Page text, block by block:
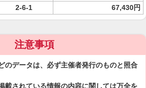
2-6-1 67,430円
注意事項
のデータは、必ず主催者発行のものと照合
載されている情報の内容に関しては万全を